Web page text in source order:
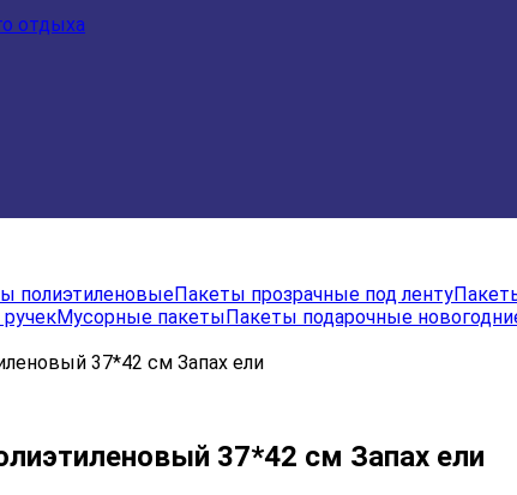
отдыха
полиэтиленовыеПакеты прозрачные под ленту
Мусорные пакетыПакеты подарочные
37*42 см Запах ели
37*42 см Запах ели